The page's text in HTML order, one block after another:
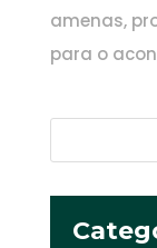
amenas,
para o